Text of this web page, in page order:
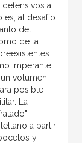
a
es, al desafío
del
de la
imperante
volumen
posible
La
a partir
y